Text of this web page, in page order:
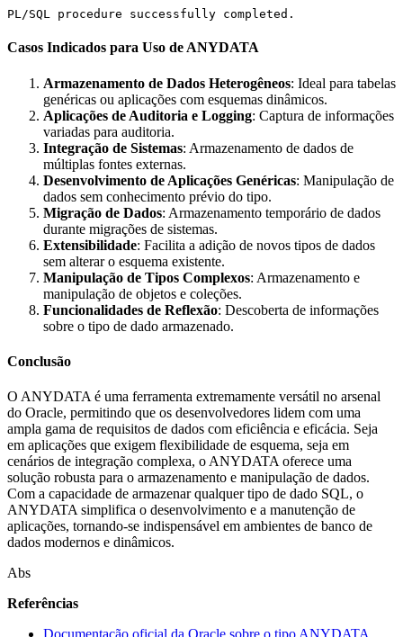
Casos Indicados para Uso de ANYDATA
Armazenamento de Dados Heterogêneos: Ideal para tabelas
genéricas ou aplicações com esquemas dinâmicos.
Aplicações de Auditoria e Logging: Captura de informações
variadas para auditoria.
Integração de Sistemas: Armazenamento de dados de
múltiplas fontes externas.
Desenvolvimento de Aplicações Genéricas: Manipulação de
dados sem conhecimento prévio do tipo.
Migração de Dados: Armazenamento temporário de dados
durante migrações de sistemas.
Extensibilidade: Facilita a adição de novos tipos de dados
sem alterar o esquema existente.
Manipulação de Tipos Complexos: Armazenamento e
manipulação de objetos e coleções.
Funcionalidades de Reflexão: Descoberta de informações
sobre o tipo de dado armazenado.
Conclusão
O ANYDATA é uma ferramenta extremamente versátil no arsenal
do Oracle, permitindo que os desenvolvedores lidem com uma
ampla gama de requisitos de dados com eficiência e eficácia. Seja
em aplicações que exigem flexibilidade de esquema, seja em
cenários de integração complexa, o ANYDATA oferece uma
solução robusta para o armazenamento e manipulação de dados.
Com a capacidade de armazenar qualquer tipo de dado SQL, o
ANYDATA simplifica o desenvolvimento e a manutenção de
aplicações, tornando-se indispensável em ambientes de banco de
dados modernos e dinâmicos.
Abs
Referências